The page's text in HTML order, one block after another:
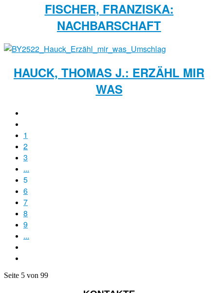
FISCHER, FRANZISKA:
NACHBARSCHAFT
HAUCK, THOMAS J.: ERZÄHL MIR
WAS
1
2
3
...
5
6
7
8
9
...
Seite 5 von 99